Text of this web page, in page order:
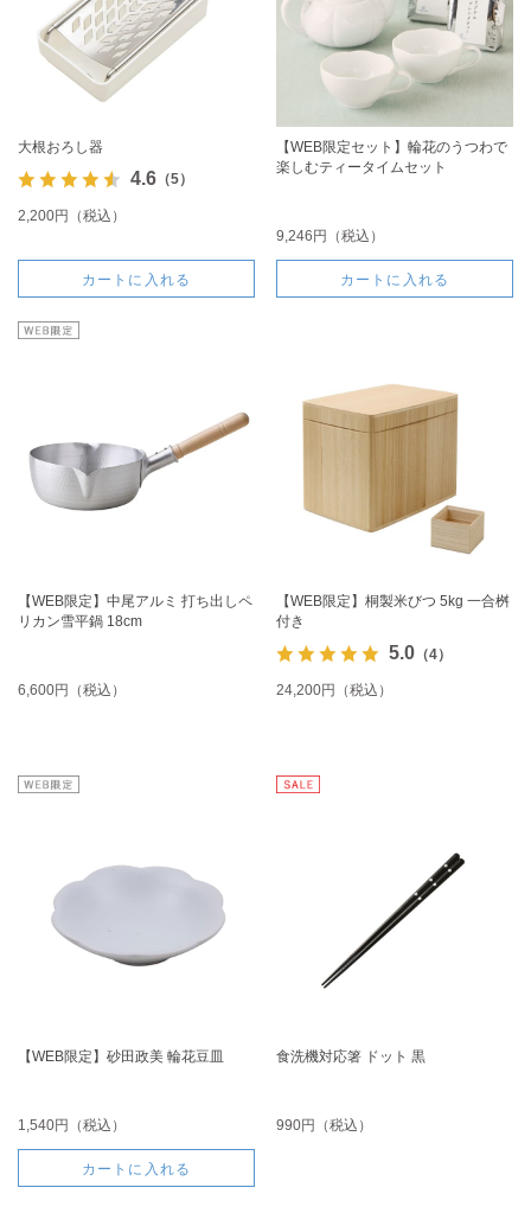
大根おろし器
4.6（5）
2,200円（税込）
カートに入れる
【WEB限定セット】輪花のうつわで
楽しむティータイムセット
9,246円（税込）
カートに入れる
【WEB限定】中尾アルミ 打ち出しペ
リカン雪平鍋 18cm
6,600円（税込）
【WEB限定】桐製米びつ 5kg 一合桝
付き
5.0（4）
24,200円（税込）
【WEB限定】砂田政美 輪花豆皿
1,540円（税込）
カートに入れる
食洗機対応箸 ドット 黒
990円（税込）